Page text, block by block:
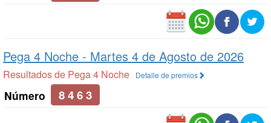
Pega 4 Noche - Martes 4 de Agosto de 2026
Resultados de Pega 4 Noche Detalle de premios
Número 8 4 6 3